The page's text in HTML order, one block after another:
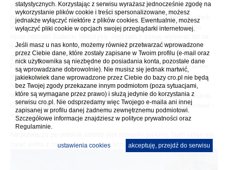
Po ubogim w górskie wycieczki roku 2023 w tym mamy mocne
postanowienie poprawy
. Będziemy celować w naszych górskich
wypadach w miejsca z wieżami widokowymi i takimi, które są na
liście jest aż 100 szczytów zarówno po naszej i czeskiej stronie
granicy
. Z synem chcę w tym roku dokończyć Koronę Gór
Polskich. Chcielibyśmy też wrócić w Bieszczady, może tym razem
jesienią
Na pierwszy ogień niejako na rozruch wybór padł na Borówkową.
Wejście planujemy z przełęczy lądeckiej na granicy polsko-czeskiej.
Od nas to niecałe 100 km i 1,5h jazdy. Idziemy jeszcze zagłosować i
w ruszamy w drogę.
zająć jedno z ostatnich miejsc tuż przy wiacie.
statystycznych. Korzystając z serwisu wyrażasz jednocześnie zgodę na
wykorzystanie plików cookie i treści spersonalizowane, możesz
jednakże wyłączyć niektóre z plików cookies. Ewentualnie, możesz
wyłączyć pliki cookie w opcjach swojej przeglądarki internetowej.
Jeśli masz u nas konto, możemy również przetwarzać wprowadzone
przez Ciebie dane, które zostały zapisane w Twoim profilu (e-mail oraz
nick użytkownika są niezbędne do posiadania konta, pozostałe dane
są wprowadzane dobrowolnie). Nie musisz się jednak martwić,
jakiekolwiek dane wprowadzone przez Ciebie do bazy cro.pl nie będą
bez Twojej zgody przekazane innym podmiotom (poza sytuacjami,
które są wymagane przez prawo) i służą jedynie do korzystania z
serwisu cro.pl. Nie odsprzedamy więc Twojego e-maila ani innej
zapisanej w profilu danej żadnemu zewnętrznemu podmiotowi.
Szczegółowe informacje znajdziesz w polityce prywatności oraz
Regulaminie.
akceptuję, przejdź do serwisu
ustawienia cookies